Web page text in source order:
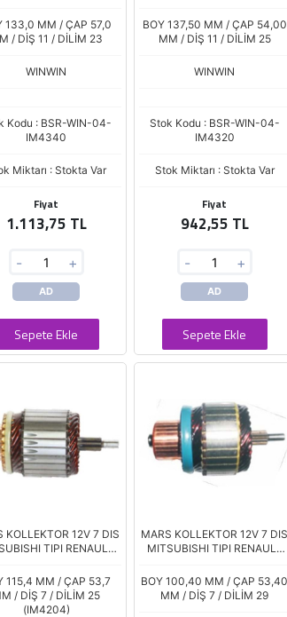
133,0 MM / ÇAP 57,0
/ DİŞ 11 / DİLİM 23
WINWIN
Kodu : BSR-WIN-04-
IM4340
Miktarı : Stokta Var
Fiyat
1.113,75 TL
- +
AD
Sepete Ekle
137.50 MM Kisa Bakir IM-
3131A
BOY 137,50 MM / ÇAP 54,00
MM / DİŞ 11 / DİLİM 25
WINWIN
Stok Kodu : BSR-WIN-04-
IM4320
Stok Miktarı : Stokta Var
Fiyat
942,55 TL
- +
AD
Sepete Ekle
KOLLEKTOR 12V 7 DIS
TIPI RENAULT
115,4 MM / ÇAP 53,7
/ DİŞ 7 / DİLİM 25
(IM4204)
MARS KOLLEKTOR 12V 7 DIS
MITSUBISHI TIPI RENAULT
BOY 100,40 MM / ÇAP 53,40
MM / DİŞ 7 / DİLİM 29